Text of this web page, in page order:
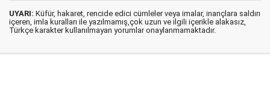
UYARI: Küfür, hakaret, rencide edici cümleler veya imalar, inançlara saldırı
içeren, imla kuralları ile yazılmamış,çok uzun ve ilgili içerikle alakasız,
Türkçe karakter kullanılmayan yorumlar onaylanmamaktadır.